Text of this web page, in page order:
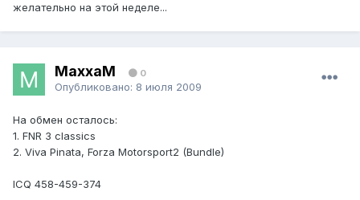
желательно на этой неделе...
MaxxaM 0
Опубликовано: 8 июля 2009
На обмен осталось:
1. FNR 3 classics
2. Viva Pinata, Forza Motorsport2 (Bundle)
ICQ 458-459-374